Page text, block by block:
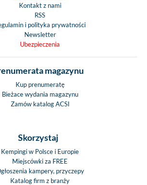
Kontakt z nami
RSS
i polityka prywatności
Newsletter
Ubezpieczenia
magazynu
Kup prenumeratę
Bieżace wydania magazynu
Zamów katalog ACSI
Skorzystaj
Kempingi w Polsce i Europie
Miejscówki za FREE
kampery, przyczepy
Katalog firm z branży